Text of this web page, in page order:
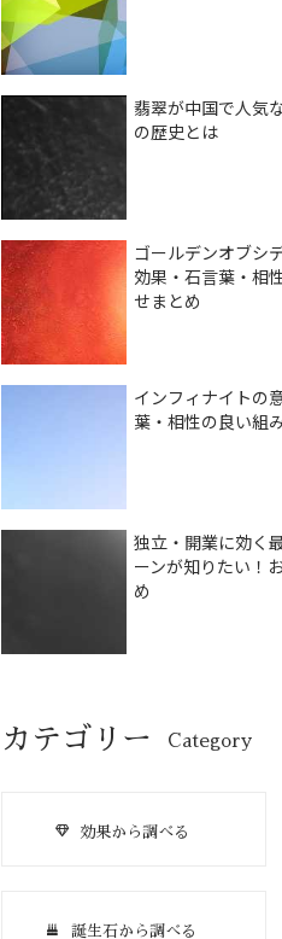
翡翠が中国で人気
の歴史とは
ゴールデンオブシ
効果・石言葉・相
せまとめ
インフィナイトの
葉・相性の良い組
独立・開業に効く
ーンが知りたい！
め
カテゴリー Category
効果から調べる
誕生石から調べる